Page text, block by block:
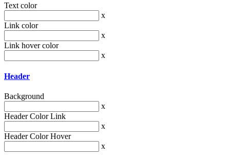
Text color
x
Link color
x
Link hover color
x
Header
Background
x
Header Color Link
x
Header Color Hover
x